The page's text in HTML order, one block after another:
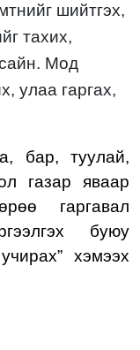
шийтгэх,
тахих,
сайн. Мод
улаа гаргах,
бар,туулай,
газар яваар
гаргавал
буюу
хэмээх